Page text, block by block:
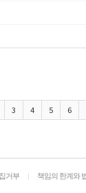
3 4 5 6
거부 | 책임의 한계와